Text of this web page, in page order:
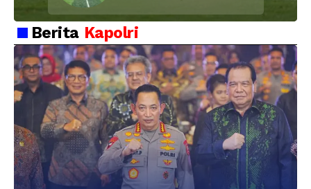
Kebersamaan Personel
Berita Kapolri